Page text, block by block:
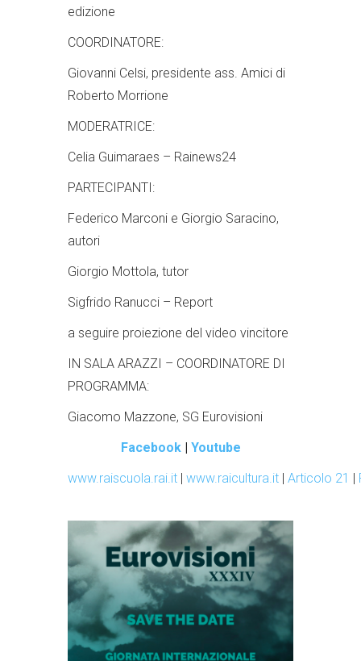
edizione
COORDINATORE:
Giovanni Celsi, presidente ass. Amici di
Roberto Morrione
MODERATRICE:
Celia Guimaraes – Rainews24
PARTECIPANTI:
Federico Marconi e Giorgio Saracino,
autori
Giorgio Mottola, tutor
Sigfrido Ranucci – Report
a seguire proiezione del video vincitore
IN SALA ARAZZI – COORDINATORE DI
PROGRAMMA:
Giacomo Mazzone, SG Eurovisioni
Facebook| Youtube
www.raiscuola.rai.it | www.raicultura.it | Articolo 21 |